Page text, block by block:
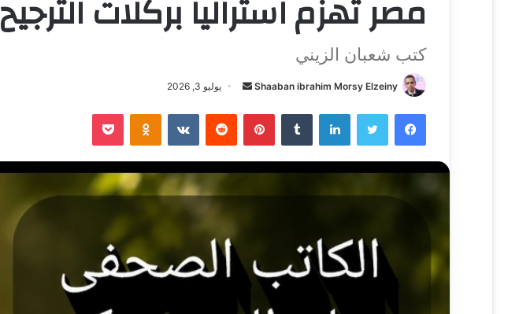
مصر تهزم استراليا بركلات الترجيح
كتب شعبان الزيني
Shaaban ibrahim Morsy Elzeiny
أ
ل
ب
يوليو 3, 2026
فيسبوك تويتر لينكدإن ‏Tumblr بينتيريست ‏Reddit
‏VKontakte
Odnoklassniki بوكيت